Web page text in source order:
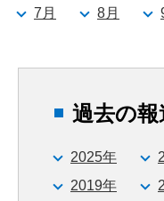
7月 8月
過去の
2025年
2019年